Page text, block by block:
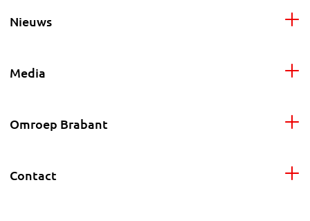
Nieuws
Media
Omroep Brabant
Contact